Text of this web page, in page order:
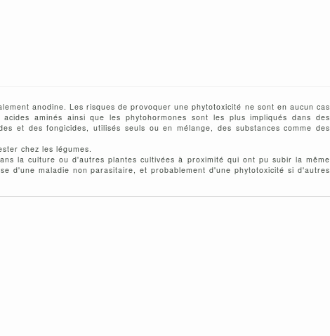
anodine. Les risques de provoquer une phytotoxicité ne sont en aucun cas
aminés ainsi que les phytohormones sont les plus impliqués dans des
et des fongicides, utilisés seuls ou en mélange, des substances comme des
chez les légumes.
la culture ou d'autres plantes cultivées à proximité qui ont pu subir la même
d'une maladie non parasitaire, et probablement d'une phytotoxicité si d'autres